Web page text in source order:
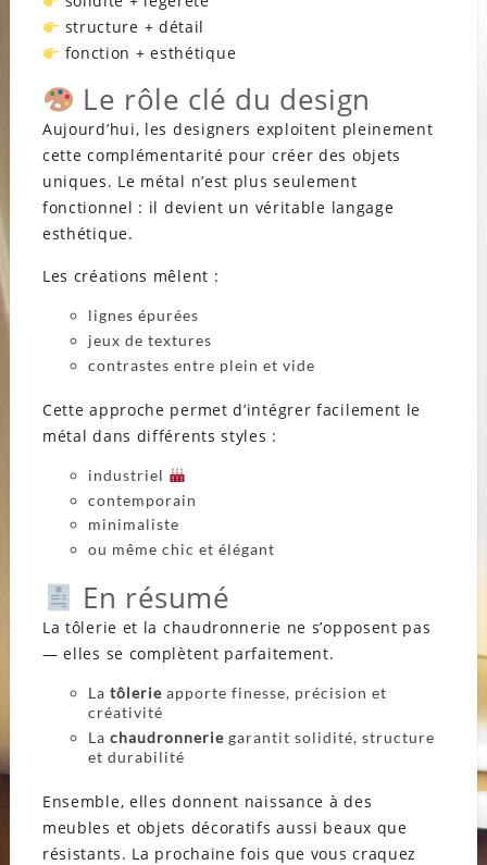
structure + détail
fonction + esthétique
Le rôle clé du design
Aujourd’hui, les designers exploitent pleinement
cette complémentarité pour créer des objets
uniques. Le métal n’est plus seulement
fonctionnel : il devient un véritable langage
esthétique.
Les créations mêlent :
lignes épurées
jeux de textures
contrastes entre plein et vide
Cette approche permet d’intégrer facilement le
métal dans différents styles :
industriel
contemporain
minimaliste
ou même chic et élégant
En résumé
La tôlerie et la chaudronnerie ne s’opposent pas
— elles se complètent parfaitement.
La tôlerieapporte finesse, précision et
créativité
La chaudronneriegarantit solidité, structure
et durabilité
Ensemble, elles donnent naissance à des
meubles et objets décoratifs aussi beaux que
résistants. La prochaine fois que vous craquez